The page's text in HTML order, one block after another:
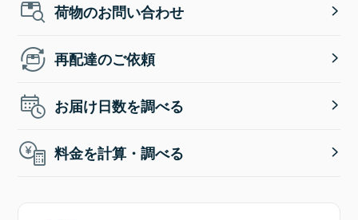
荷物のお問い合わせ
再配達のご依頼
お届け日数を調べる
料金を計算・調べる